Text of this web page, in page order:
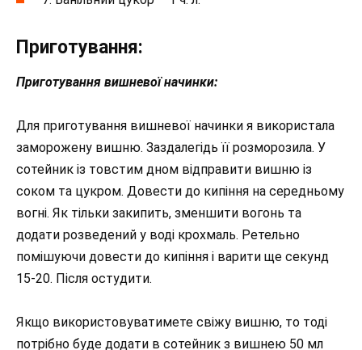
Приготування:
Приготування вишневої начинки:
Для приготування вишневої начинки я використала
заморожену вишню. Заздалегідь її розморозила. У
сотейник із товстим дном відправити вишню із
соком та цукром. Довести до кипіння на середньому
вогні. Як тільки закипить, зменшити вогонь та
додати розведений у воді крохмаль. Ретельно
помішуючи довести до кипіння і варити ще секунд
15-20. Після остудити.
Якщо використовуватимете свіжу вишню, то тоді
потрібно буде додати в сотейник з вишнею 50 мл